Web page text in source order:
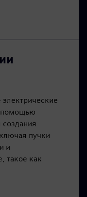
помощью
пучки
и
такое как